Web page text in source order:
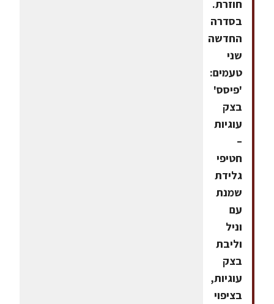
חוזרת.
בסדרה
החדשה
שני
טעמים:
'פיסס'
בצק
עוגיות
–
חטיפי
גלידת
שמנת
עם
וניל
וליבת
בצק
עוגיות,
בציפוי